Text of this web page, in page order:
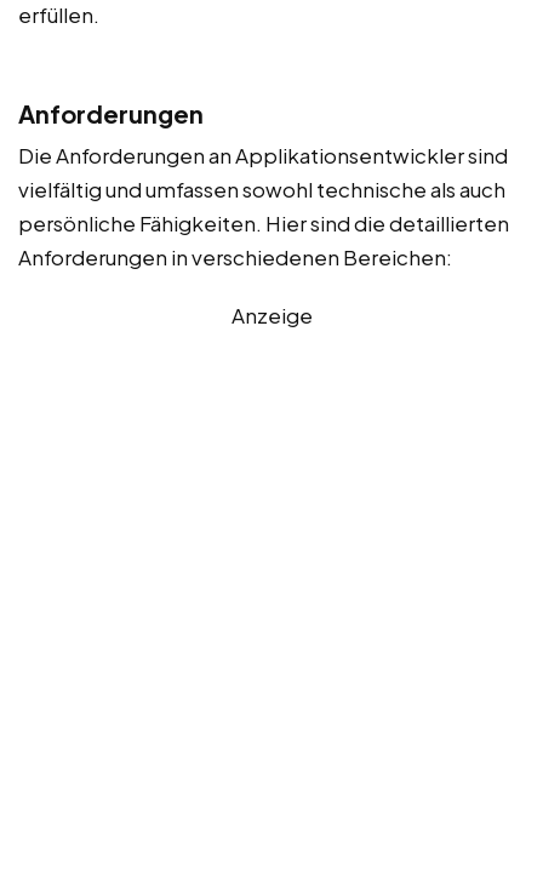
erfüllen.
Anforderungen
Die Anforderungen an Applikationsentwickler sind
vielfältig und umfassen sowohl technische als auch
persönliche Fähigkeiten. Hier sind die detaillierten
Anforderungen in verschiedenen Bereichen:
Anzeige